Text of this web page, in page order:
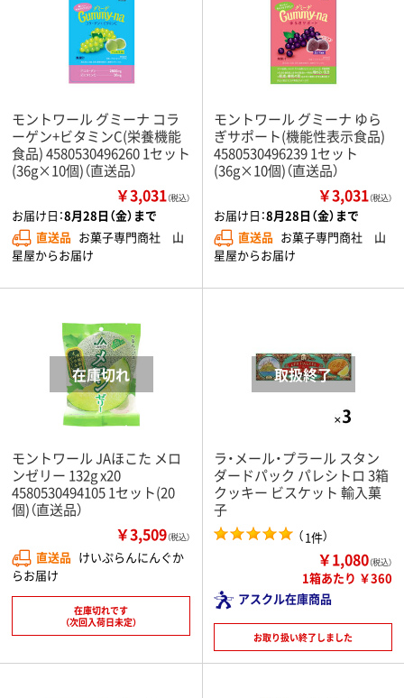
モントワール グミーナ コラ
ーゲン+ビタミンC(栄養機能
食品) 4580530496260 1セット
(36g×10個)（直送品）
￥3,031（税込）
お届け日：8月28日（金）まで
直送品 お菓子専門商社 山
星屋からお届け
モントワール グミーナ ゆら
ぎサポート(機能性表示食品)
4580530496239 1セット
(36g×10個)（直送品）
￥3,031（税込）
お届け日：8月28日（金）まで
直送品 お菓子専門商社 山
星屋からお届け
モントワール JAほこた メロ
ンゼリー 132g x20
4580530494105 1セット(20
個)（直送品）
￥3,509（税込）
直送品 けいぷらんにんぐか
らお届け
在庫切れです
（次回入荷日未定）
ラ・メール・プラール スタン
ダードパック パレシトロ 3箱
クッキー ビスケット 輸入菓
子
（1件）
￥1,080（税込）
1箱あたり ￥360
アスクル在庫商品
お取り扱い終了しました